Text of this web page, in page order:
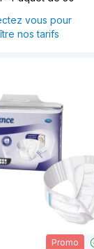
vous pour
nos tarifs
Promo